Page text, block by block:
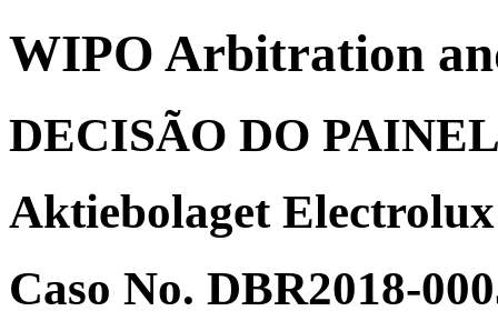
WIPO Arbitration
DECISÃO DO
Aktiebolaget
Caso No. DBR2018-